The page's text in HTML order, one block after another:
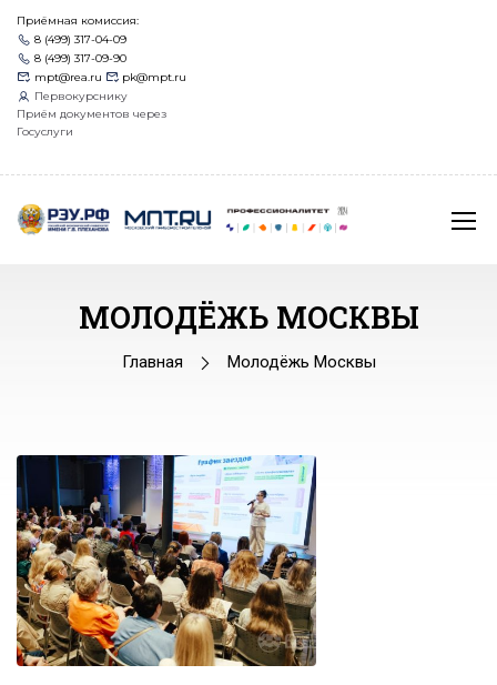
Приёмная комиссия:
8 (499) 317-04-09
8 (499) 317-09-90
mpt@rea.ru
pk@mpt.ru
Первокурснику
Приём документов через
Госуслуги
МОЛОДЁЖЬ МОСКВЫ
Главная Молодёжь Москвы